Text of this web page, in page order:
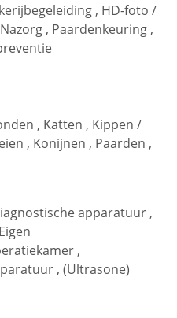
, HD-foto /
Nazorg , Paardenkeuring ,
, Katten , Kippen /
, Konijnen , Paarden ,
apparatuur ,
Eigen
,
, (Ultrasone)